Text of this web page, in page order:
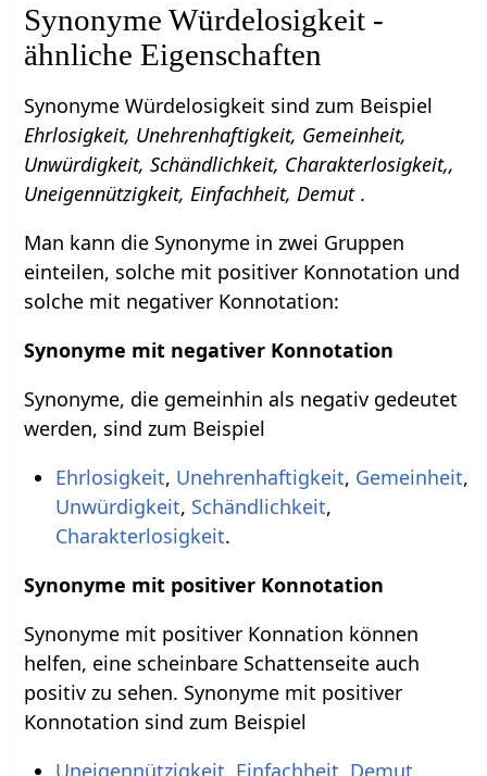
Synonyme Würdelosigkeit -
ähnliche Eigenschaften
Synonyme Würdelosigkeit sind zum Beispiel
Ehrlosigkeit, Unehrenhaftigkeit, Gemeinheit,
Unwürdigkeit, Schändlichkeit, Charakterlosigkeit,,
Uneigennützigkeit, Einfachheit, Demut .
Man kann die Synonyme in zwei Gruppen
einteilen, solche mit positiver Konnotation und
solche mit negativer Konnotation:
Synonyme mit negativer Konnotation
Synonyme, die gemeinhin als negativ gedeutet
werden, sind zum Beispiel
Ehrlosigkeit, Unehrenhaftigkeit, Gemeinheit,
Unwürdigkeit, Schändlichkeit,
Charakterlosigkeit.
Synonyme mit positiver Konnotation
Synonyme mit positiver Konnation können
helfen, eine scheinbare Schattenseite auch
positiv zu sehen. Synonyme mit positiver
Konnotation sind zum Beispiel
Uneigennützigkeit Einfachheit Demut